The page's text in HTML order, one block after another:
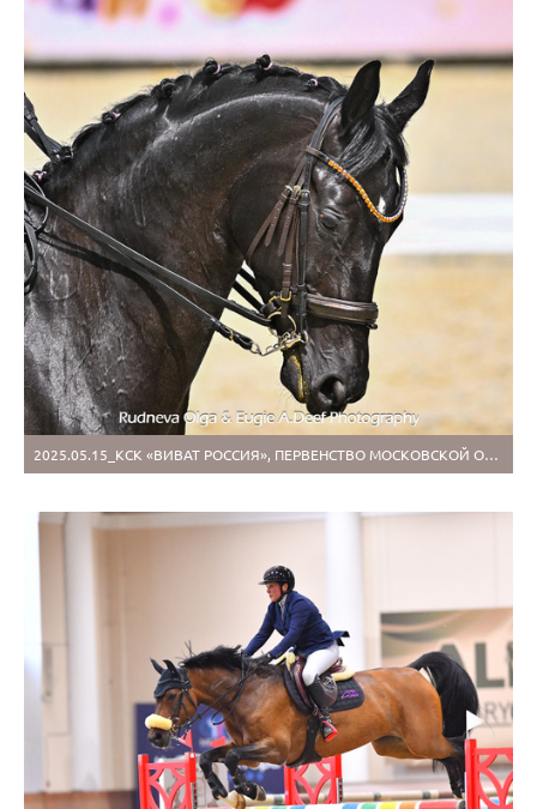
2025.05.15_КСК «ВИВАТ РОССИЯ», ПЕРВЕНСТВО МОСКОВСКОЙ ОБЛАСТИ ПО ВЫЕЗДКЕ (1)